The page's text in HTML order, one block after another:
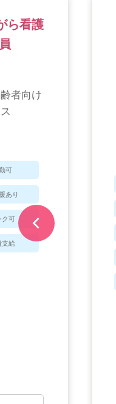
ら看護
者向け
可
あり
ク可
支給